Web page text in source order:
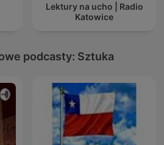
Lektury na ucho | Radio
Katowice
podcasty: Sztuka